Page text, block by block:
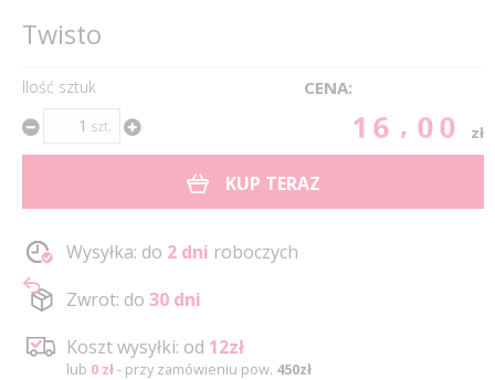
Twisto
Ilość sztuk
szt.
CENA:
16.00 zł
KUP TERAZ
Wysyłka: do 2 dni roboczych
Zwrot: do 30 dni
Koszt wysyłki: od 12zł
lub 0 zł- przy zamówieniu pow. 450zł